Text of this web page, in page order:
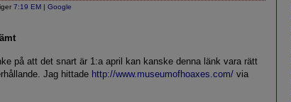
7:19 EM |Google
på att det snart är 1:a april kan kanske denna länk vara rätt
Jag hittade http://www.museumofhoaxes.com/ via